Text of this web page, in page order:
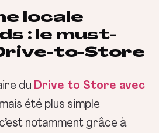
locale
: le must-
to-Store
du Drive to Store avec
été plus simple
c’est notamment grâce à